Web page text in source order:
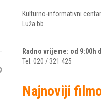
Kulturno-informativni
Luža bb
Radno vrijeme: od 9:00h
Tel: 020 / 321 425
Najnoviji